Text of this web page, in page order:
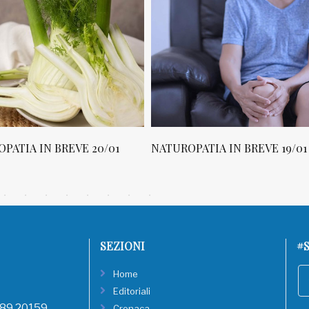
NATUROPATIA IN BREVE 19/01 NATUROPATIA
SEZIONI
Home
Editoriali